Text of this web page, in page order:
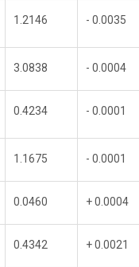
1.2146 - 0.0035
3.0838 - 0.0004
0.4234 - 0.0001
1.1675 - 0.0001
0.0460 + 0.0004
0.4342 + 0.0021